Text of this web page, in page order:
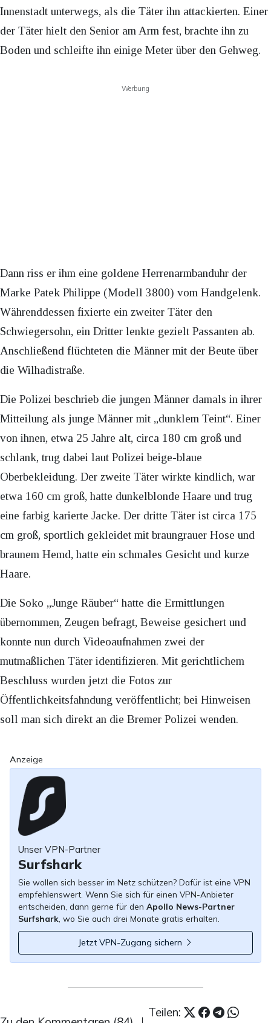
Innenstadt unterwegs, als die Täter ihn attackierten. Einer
der Täter hielt den Senior am Arm fest, brachte ihn zu
Boden und schleifte ihn einige Meter über den Gehweg.
Werbung
Dann riss er ihm eine goldene Herrenarmbanduhr der
Marke Patek Philippe (Modell 3800) vom Handgelenk.
Währenddessen fixierte ein zweiter Täter den
Schwiegersohn, ein Dritter lenkte gezielt Passanten ab.
Anschließend flüchteten die Männer mit der Beute über
die Wilhadistraße.
Die Polizei beschrieb die jungen Männer damals in ihrer
Mitteilung als junge Männer mit „dunklem Teint“. Einer
von ihnen, etwa 25 Jahre alt, circa 180 cm groß und
schlank, trug dabei laut Polizei beige-blaue
Oberbekleidung. Der zweite Täter wirkte kindlich, war
etwa 160 cm groß, hatte dunkelblonde Haare und trug
eine farbig karierte Jacke. Der dritte Täter ist circa 175
cm groß, sportlich gekleidet mit braungrauer Hose und
braunem Hemd, hatte ein schmales Gesicht und kurze
Haare.
Die Soko „Junge Räuber“ hatte die Ermittlungen
übernommen, Zeugen befragt, Beweise gesichert und
konnte nun durch Videoaufnahmen zwei der
mutmaßlichen Täter identifizieren. Mit gerichtlichem
Beschluss wurden jetzt die Fotos zur
Öffentlichkeitsfahndung veröffentlicht; bei Hinweisen
soll man sich direkt an die Bremer Polizei wenden.
Anzeige
Unser VPN-Partner
Surfshark
Sie wollen sich besser im Netz schützen? Dafür ist eine VPN
empfehlenswert. Wenn Sie sich für einen VPN-Anbieter
entscheiden, dann gerne für den Apollo News-Partner
Surfshark, wo Sie auch drei Monate gratis erhalten.
Jetzt VPN-Zugang sichern
Teilen: